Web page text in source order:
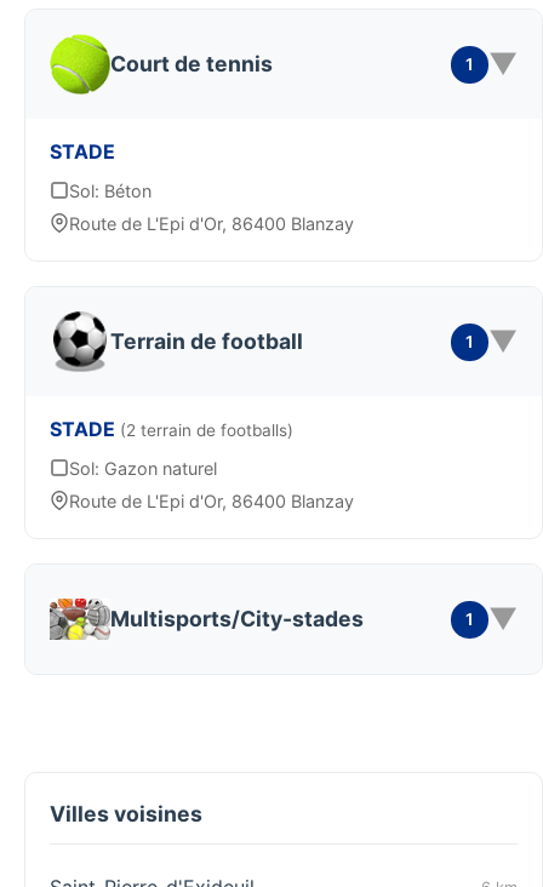
Court de tennis 1 ▼
STADE
Sol: Béton
Route de L'Epi d'Or, 86400 Blanzay
Terrain de football 1 ▼
STADE (2 terrain de footballs)
Sol: Gazon naturel
Route de L'Epi d'Or, 86400 Blanzay
Multisports/City-stades 1 ▼
Villes voisines